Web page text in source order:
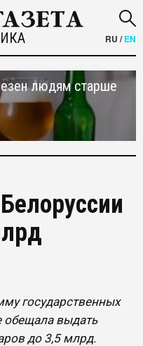
RU /EN
людям старше
государственных
обещала выдать
до 3,5 млрд.